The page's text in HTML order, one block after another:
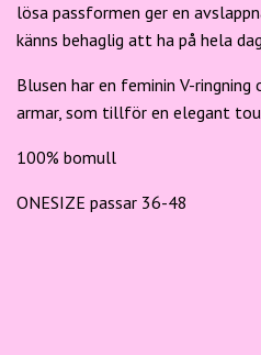
lösa passformen ger en
känns behaglig att ha på hela
Blusen har en feminin V-
armar, som tillför en elegant
100% bomull
ONESIZE passar 36-48